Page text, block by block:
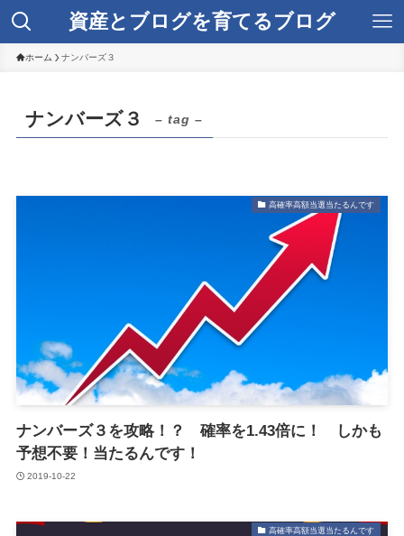
資産とブログを育てるブログ
ホーム ナンバーズ３
ナンバーズ３ – tag –
高確率高額当選当たるんです
ナンバーズ３を攻略！？ 確率を1.43倍に！ しかも
予想不要！当たるんです！
2019-10-22
高確率高額当選当たるんです